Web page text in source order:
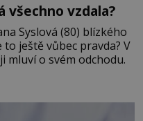
všechno vzdala?
Syslová (80) blízkého
ještě vůbec pravda? V
mluví o svém odchodu.